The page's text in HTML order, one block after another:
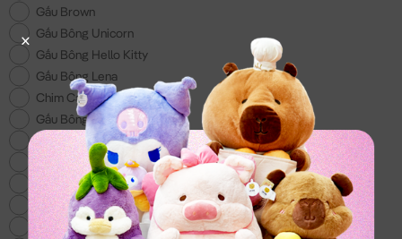
Gấu Brown
Gấu Bông Unicorn
Gấu Bông Hello Kitty
Gấu Bông Lena
Chim Cánh Cụt
Gấu Bông 200k
Gấu Bông Đồ Ăn
Gấu Bông Doremon
Gấu Bông tặng Bé Trai
Gấu Bông Lotso
Gấu Bông Shin - Món quà cho các bé